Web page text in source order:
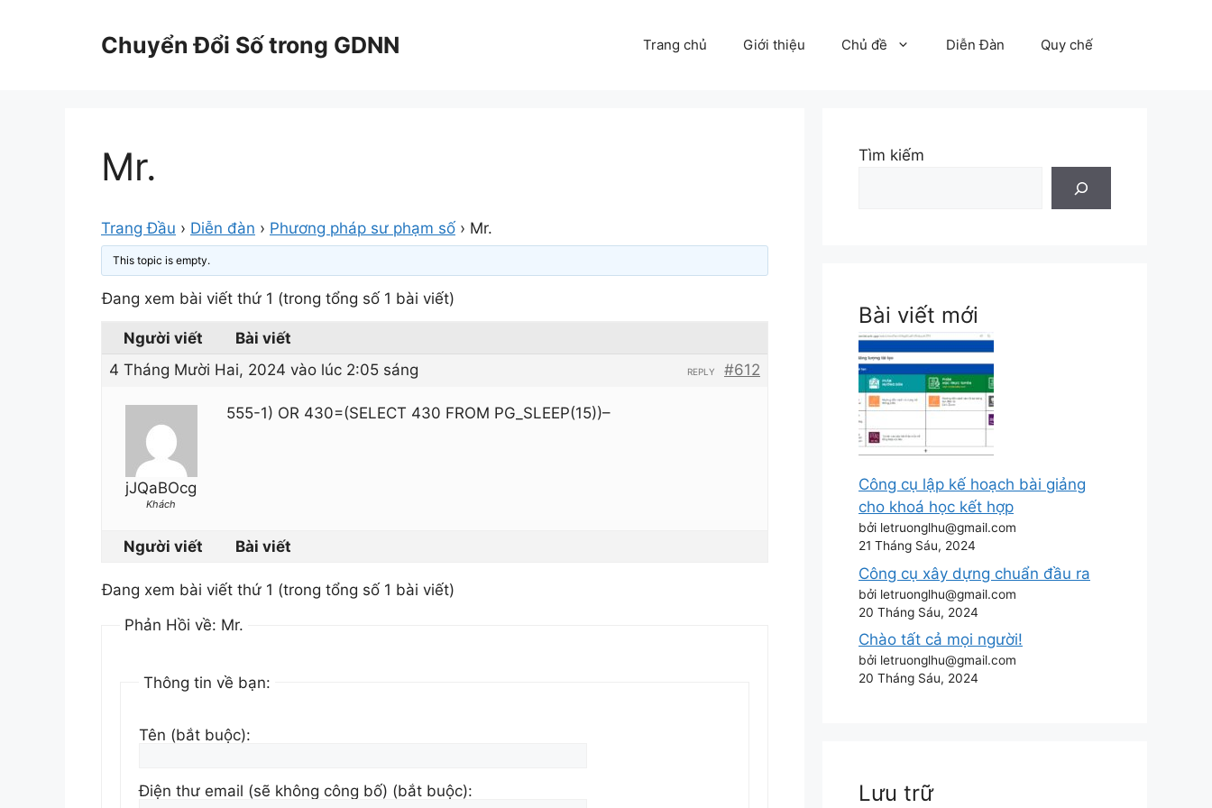
Chuyển Đổi Số trong GDNN Trang chủ Giới thiệu Chủ đề Diễn Đàn Quy chế
Mr.
Trang Đầu › Diễn đàn › Phương pháp sư phạm số › Mr.
This topic is empty.
Đang xem bài viết thứ 1 (trong tổng số 1 bài viết)
Người viết
Bài viết
4 Tháng Mười Hai, 2024 vào lúc 2:05 sáng
#612
REPLY
jJQaBOcg
Khách
555-1) OR 430=(SELECT 430 FROM PG_SLEEP(15))–
Người viết Bài viết
Đang xem bài viết thứ 1 (trong tổng số 1 bài viết)
Phản Hồi về: Mr.
Thông tin về bạn:
Tên (bắt buộc):
Điện thư email (sẽ không công bố) (bắt buộc):
Tìm kiếm
Bài viết mới
Công cụ lập kế hoạch bài giảng
cho khoá học kết hợp
bởi letruonglhu@gmail.com
21 Tháng Sáu, 2024
Công cụ xây dựng chuẩn đầu ra
bởi letruonglhu@gmail.com
20 Tháng Sáu, 2024
Chào tất cả mọi người!
bởi letruonglhu@gmail.com
20 Tháng Sáu, 2024
Lưu trữ